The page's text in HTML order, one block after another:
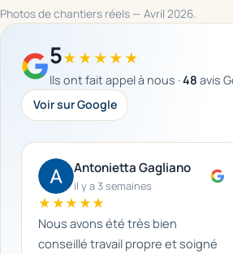
Photos de chantiers réels — Avril 2026.
5★★★★★
Ils ont fait appel à nous ·48 avis
Voir sur Google
Antonietta Gagliano
il y a 3 semaines
★★★★★
Nous avons été très bien
conseillé travail propre et soigné